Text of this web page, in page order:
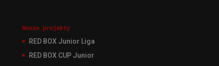
Nasze projekty
RED BOX Junior Liga
RED BOX CUP Junior